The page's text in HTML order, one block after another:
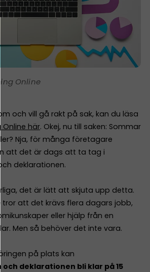
Online
och vill gå rakt på sak, kan du läsa
Online här. Okej, nu till saken: Sommar
Nja, för många företagare
att det är dags att ta tag i
deklarationen.
det är lätt att skjuta upp detta.
att det krävs flera dagars jobb,
eller hjälp från en
Men så behöver det inte vara.
på plats kan
deklarationen bli klar på 15